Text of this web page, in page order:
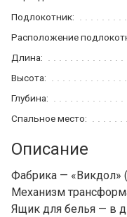
Подлокотник:
Расположение
Длина:
Высота:
Глубина:
Спальное место:
Описание
Фабрика — «Викдол»
Механизм
Ящик для белья — в